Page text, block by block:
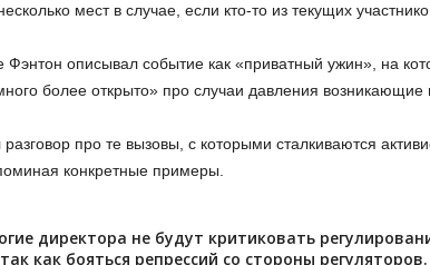
мест в случае, если кто-то из текущих
Фэнтон описывал событие как «приватный ужин», на
более открыто» про случаи давления
про те вызовы, с которыми сталкиваются
конкретные примеры.
директора не будут критиковать
так как бояться репрессий со стороны